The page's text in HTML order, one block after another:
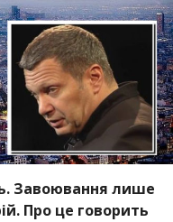
Завоювання лише
Про це говорить